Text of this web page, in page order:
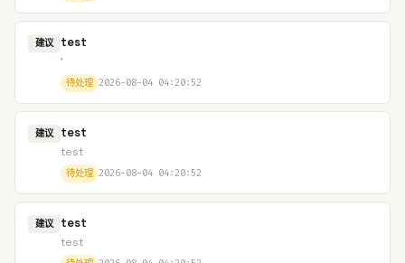
建议 test
'
待处理 2026-08-04 04:20:52
建议 test
test
待处理 2026-08-04 04:20:52
建议 test
test